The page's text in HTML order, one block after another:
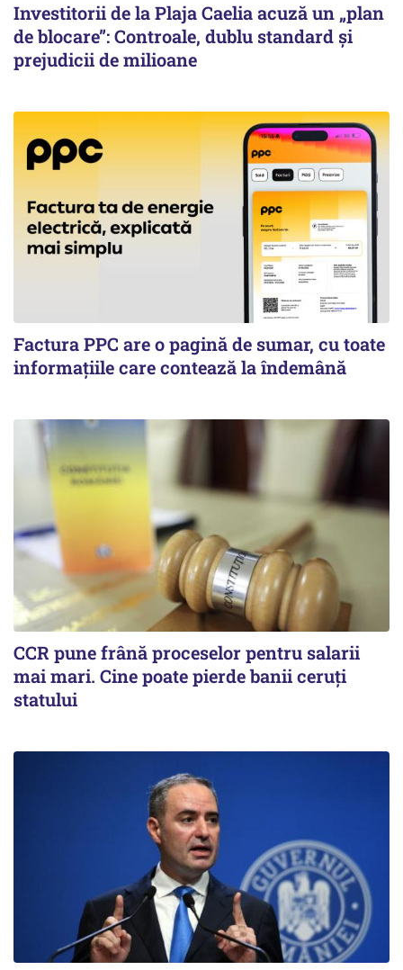
Investitorii de la Plaja Caelia acuză un „plan
de blocare”: Controale, dublu standard și
prejudicii de milioane
Factura PPC are o pagină de sumar, cu toate
informațiile care contează la îndemână
CCR pune frână proceselor pentru salarii
mai mari. Cine poate pierde banii ceruți
statului